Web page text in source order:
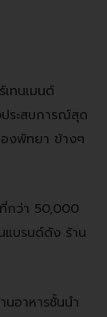
ทนเมนต์
ประสบการณ์สุด
งพัทยา ข้างๆ
กว่า 50,000
แบรนด์ดัง ร้าน
อาหารชั้นนำ